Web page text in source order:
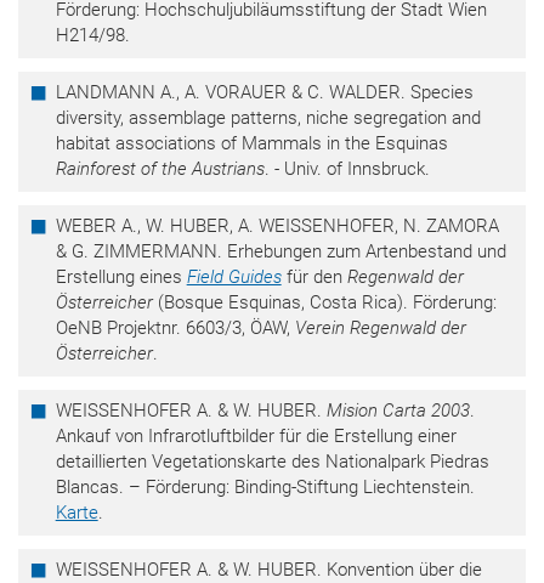
Förderung: Hochschuljubiläumsstiftung der Stadt Wien
H214/98.
LANDMANN A., A. VORAUER & C. WALDER. Species
diversity, assemblage patterns, niche segregation and
habitat associations of Mammals in the Esquinas
Rainforest of the Austrians. - Univ. of Innsbruck.
WEBER A., W. HUBER, A. WEISSENHOFER, N. ZAMORA
& G. ZIMMERMANN. Erhebungen zum Artenbestand und
Erstellung eines Field Guidesfür den Regenwald der
Österreicher(Bosque Esquinas, Costa Rica). Förderung:
OeNB Projektnr. 6603/3, ÖAW, Verein Regenwald der
Österreicher.
WEISSENHOFER A. & W. HUBER. Mision Carta 2003.
Ankauf von Infrarotluftbilder für die Erstellung einer
detaillierten Vegetationskarte des Nationalpark Piedras
Blancas. – Förderung: Binding-Stiftung Liechtenstein.
Karte.
WEISSENHOFER A. & W. HUBER. Konvention über die